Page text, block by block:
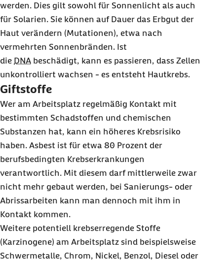
werden. Dies gilt sowohl für Sonnenlicht als auch
für Solarien. Sie können auf Dauer das Erbgut der
Haut verändern (Mutationen), etwa nach
vermehrten Sonnenbränden. Ist
die DNA beschädigt, kann es passieren, dass Zellen
unkontrolliert wachsen - es entsteht Hautkrebs.
Giftstoffe
Wer am Arbeitsplatz regelmäßig Kontakt mit
bestimmten Schadstoffen und chemischen
Substanzen hat, kann ein höheres Krebsrisiko
haben. Asbest ist für etwa 80 Prozent der
berufsbedingten Krebserkrankungen
verantwortlich. Mit diesem darf mittlerweile zwar
nicht mehr gebaut werden, bei Sanierungs- oder
Abrissarbeiten kann man dennoch mit ihm in
Kontakt kommen.
Weitere potentiell krebserregende Stoffe
(Karzinogene) am Arbeitsplatz sind beispielsweise
Schwermetalle, Chrom, Nickel, Benzol, Diesel oder